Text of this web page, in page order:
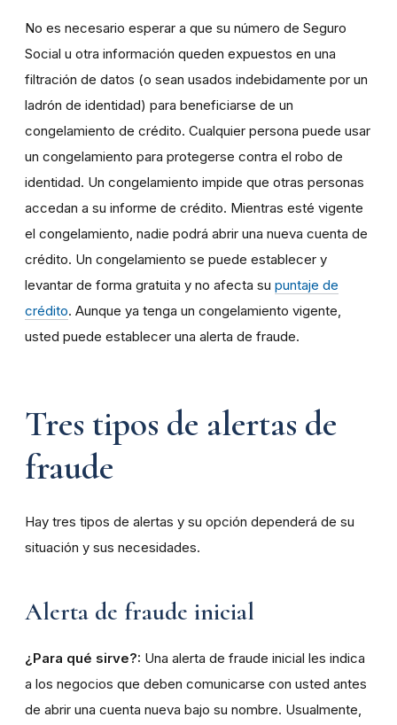
No es necesario esperar a que su número de Seguro
Social u otra información queden expuestos en una
filtración de datos (o sean usados indebidamente por un
ladrón de identidad) para beneficiarse de un
congelamiento de crédito. Cualquier persona puede usar
un congelamiento para protegerse contra el robo de
identidad. Un congelamiento impide que otras personas
accedan a su informe de crédito. Mientras esté vigente
el congelamiento, nadie podrá abrir una nueva cuenta de
crédito. Un congelamiento se puede establecer y
levantar de forma gratuita y no afecta su puntaje de
crédito. Aunque ya tenga un congelamiento vigente,
usted puede establecer una alerta de fraude.
Tres tipos de alertas de
fraude
Hay tres tipos de alertas y su opción dependerá de su
situación y sus necesidades.
Alerta de fraude inicial
¿Para qué sirve?: Una alerta de fraude inicial les indica
a los negocios que deben comunicarse con usted antes
de abrir una cuenta nueva bajo su nombre. Usualmente,